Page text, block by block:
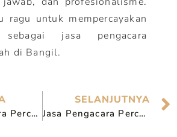
ragu untuk mempercayakan
jasa pengacara
di Bangil.
Jasa Pengacara Perceraian Berkualitas di Tulungagung
SELANJUTNYA
Jasa Pengacara Perceraian Amanah di Gresik